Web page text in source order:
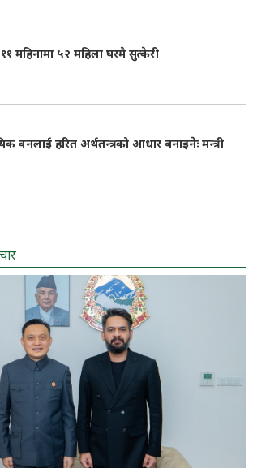
११ महिनामा ५२ महिला घरमै सुत्केरी
वनलाई हरित अर्थतन्त्रको आधार बनाइनेः मन्त्री